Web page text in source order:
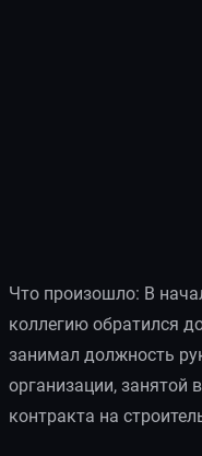
Что произошло: В
коллегию обратился
занимал должность
организации, занятой
контракта на